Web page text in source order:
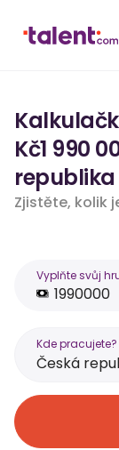
Kč1 990
Zjistěte, kolik
Vyplňte svůj
Kde pracujete?
Česká